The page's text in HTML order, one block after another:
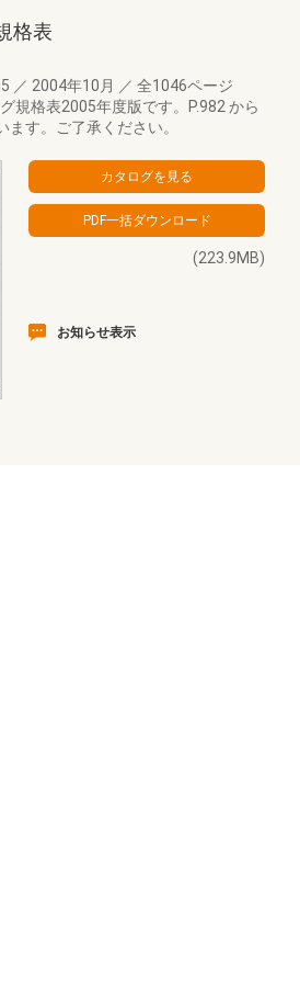
格表
／ 2004年10月 ／ 全1046ページ
規格表2005年度版です。P.982 から
ます。ご了承ください。
(223.9MB)
お知らせ表示